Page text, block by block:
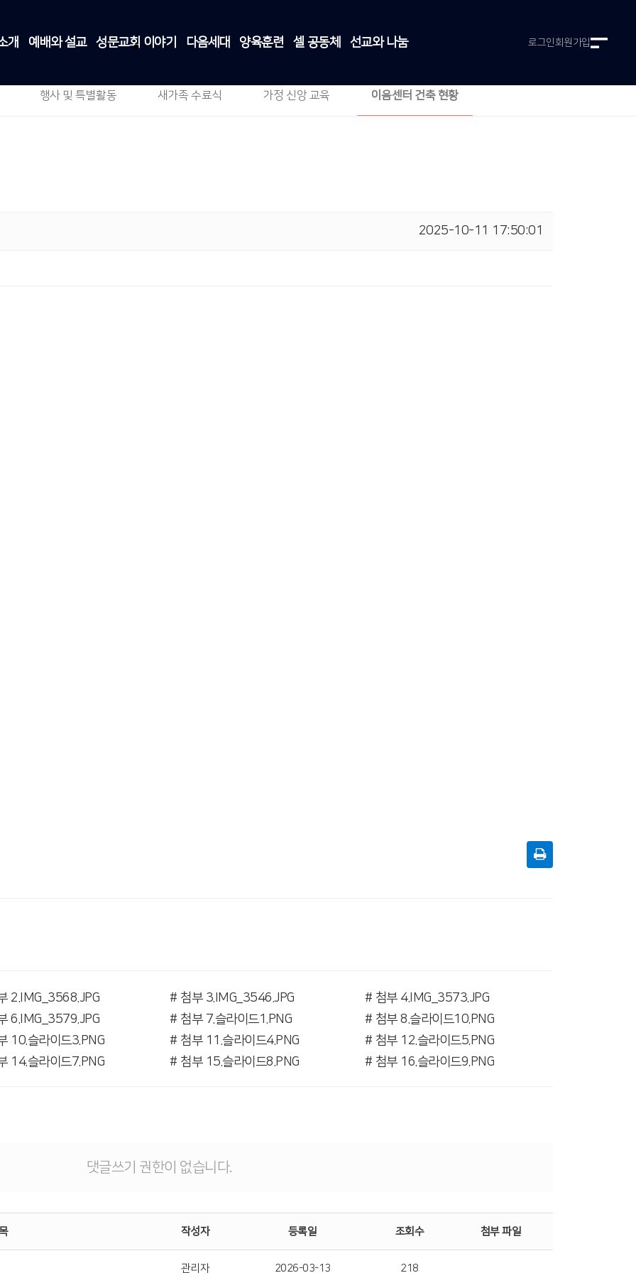
개 예배와 설교 성문교회 이야기 다음세대 양육훈련 셀 공동체 선교와 나눔 로그인회원가입
행사 및 특별활동 새가족 수료식 가정 신앙 교육 이음센터 건축 현황
2025-10-11 17:50:01
2.IMG_3568.JPG # 첨부 3.IMG_3546.JPG
# 첨부 4.IMG_3573.JPG
6.IMG_3579.JPG
# 첨부 7.슬라이드1.PNG
# 첨부 8.슬라이드10.PNG
10.슬라이드3.PNG
# 첨부 11.슬라이드4.PNG
# 첨부 12.슬라이드5.PNG
14.슬라이드7.PNG
# 첨부 15.슬라이드8.PNG # 첨부 16.슬라이드9.PNG
댓글쓰기 권한이 없습니다.
작성자 등록일 조회수 첨부 파일
관리자 2026-03-13 218